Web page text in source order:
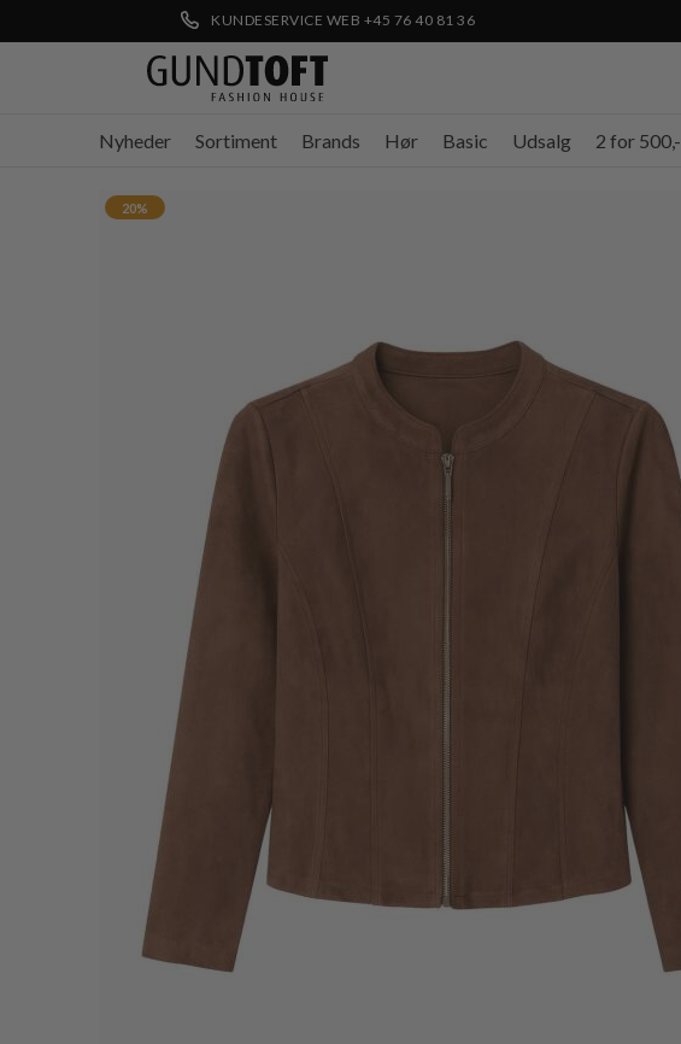
KUNDESERVICE WEB +45 76 40 81 36
Nyheder Sortiment Brands Hør Basic Udsalg 2 for 500,-
20%